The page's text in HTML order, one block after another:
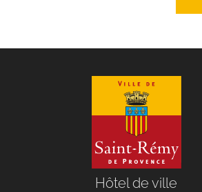
Hôtel de ville